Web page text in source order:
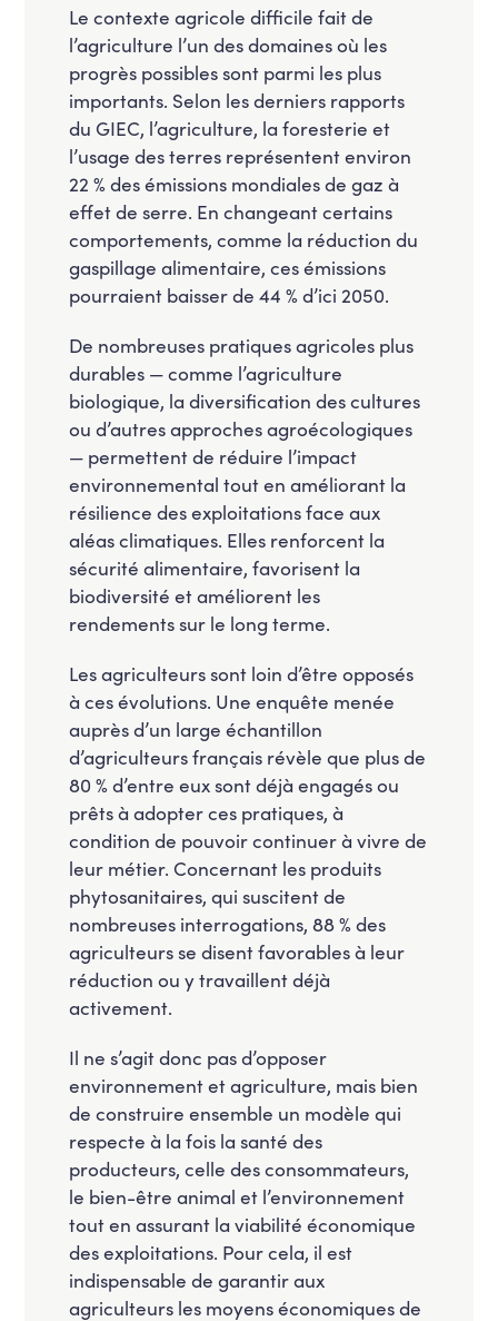
Le contexte agricole difficile fait de
l’agriculture l’un des domaines où les
progrès possibles sont parmi les plus
importants. Selon les derniers rapports
du GIEC, l’agriculture, la foresterie et
l’usage des terres représentent environ
22 % des émissions mondiales de gaz à
effet de serre. En changeant certains
comportements, comme la réduction du
gaspillage alimentaire, ces émissions
pourraient baisser de 44 % d’ici 2050.
De nombreuses pratiques agricoles plus
durables — comme l’agriculture
biologique, la diversification des cultures
ou d’autres approches agroécologiques
— permettent de réduire l’impact
environnemental tout en améliorant la
résilience des exploitations face aux
aléas climatiques. Elles renforcent la
sécurité alimentaire, favorisent la
biodiversité et améliorent les
rendements sur le long terme.
Les agriculteurs sont loin d’être opposés
à ces évolutions. Une enquête menée
auprès d’un large échantillon
d’agriculteurs français révèle que plus de
80 % d’entre eux sont déjà engagés ou
prêts à adopter ces pratiques, à
condition de pouvoir continuer à vivre de
leur métier. Concernant les produits
phytosanitaires, qui suscitent de
nombreuses interrogations, 88 % des
agriculteurs se disent favorables à leur
réduction ou y travaillent déjà
activement.
Il ne s’agit donc pas d’opposer
environnement et agriculture, mais bien
de construire ensemble un modèle qui
respecte à la fois la santé des
producteurs, celle des consommateurs,
le bien-être animal et l’environnement
tout en assurant la viabilité économique
des exploitations. Pour cela, il est
indispensable de garantir aux
agriculteurs les moyens économiques de